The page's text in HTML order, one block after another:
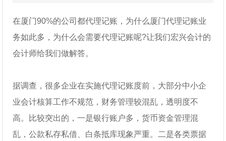
在厦门90%的公司都代理记账，为什么厦门代理记账业
务如此多，为什么会需要代理记账呢?让我们宏兴会计的
会计师给我们做解答。
据调查，很多企业在实施代理记账度前，大部分中小企
业会计核算工作不规范，财务管理较混乱，透明度不
高。比较突出的，一是银行账户多，货币资金管理混
乱，公款私存私借、白条抵库现象严重。二是各类票据